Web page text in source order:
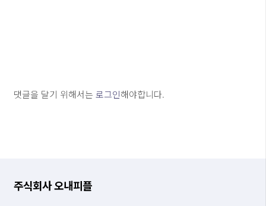
댓글을 달기 위해서는 로그인해야합니다.
주식회사 오내피플